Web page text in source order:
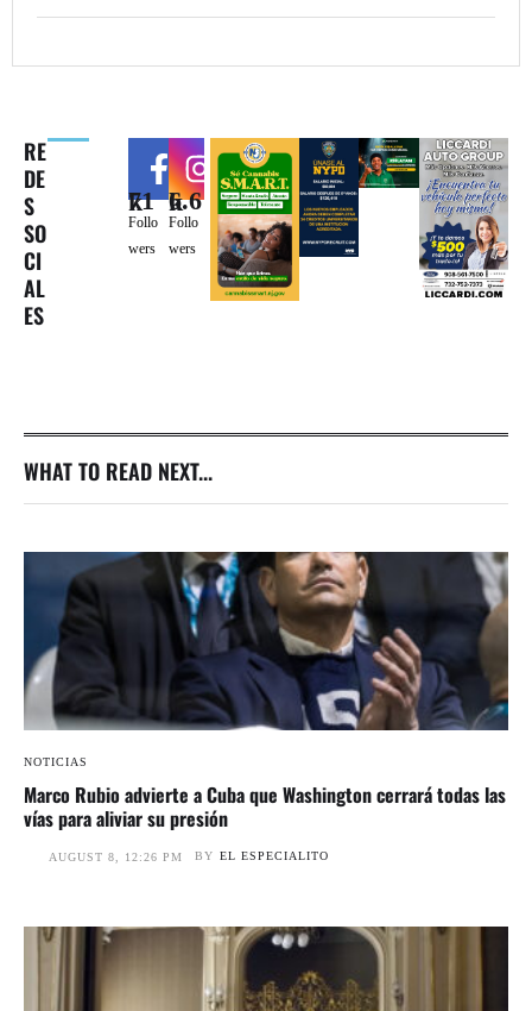
RE
DE
S
SO
CI
AL
ES
71k
Follo
wers
6.6k
Follo
wers
WHAT TO READ NEXT...
NOTICIAS
Marco Rubio advierte a Cuba que Washington cerrará todas las
vías para aliviar su presión
AUGUST 8, 12:26 PM BY EL ESPECIALITO